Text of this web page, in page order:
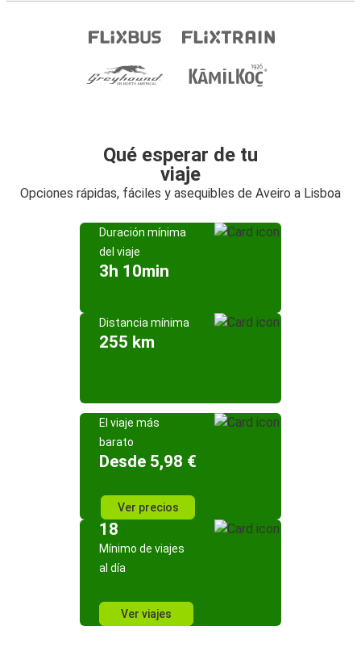
Qué esperar de tu
viaje
Opciones rápidas, fáciles y asequibles de Aveiro a Lisboa
Duración mínima
del viaje
3h 10min
Distancia mínima
255 km
El viaje más
barato
Desde 5,98 €
Ver precios
18
Mínimo de viajes
al día
Ver viajes